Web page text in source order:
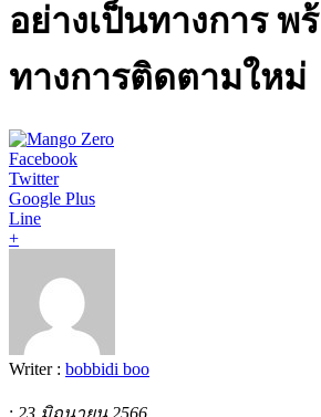
อย่างเป็นทางการ พ
ทางการติดตามใหม่
Facebook
Twitter
Google Plus
Line
+
Writer : bobbidi boo
: 23 มิถุนายน 2566